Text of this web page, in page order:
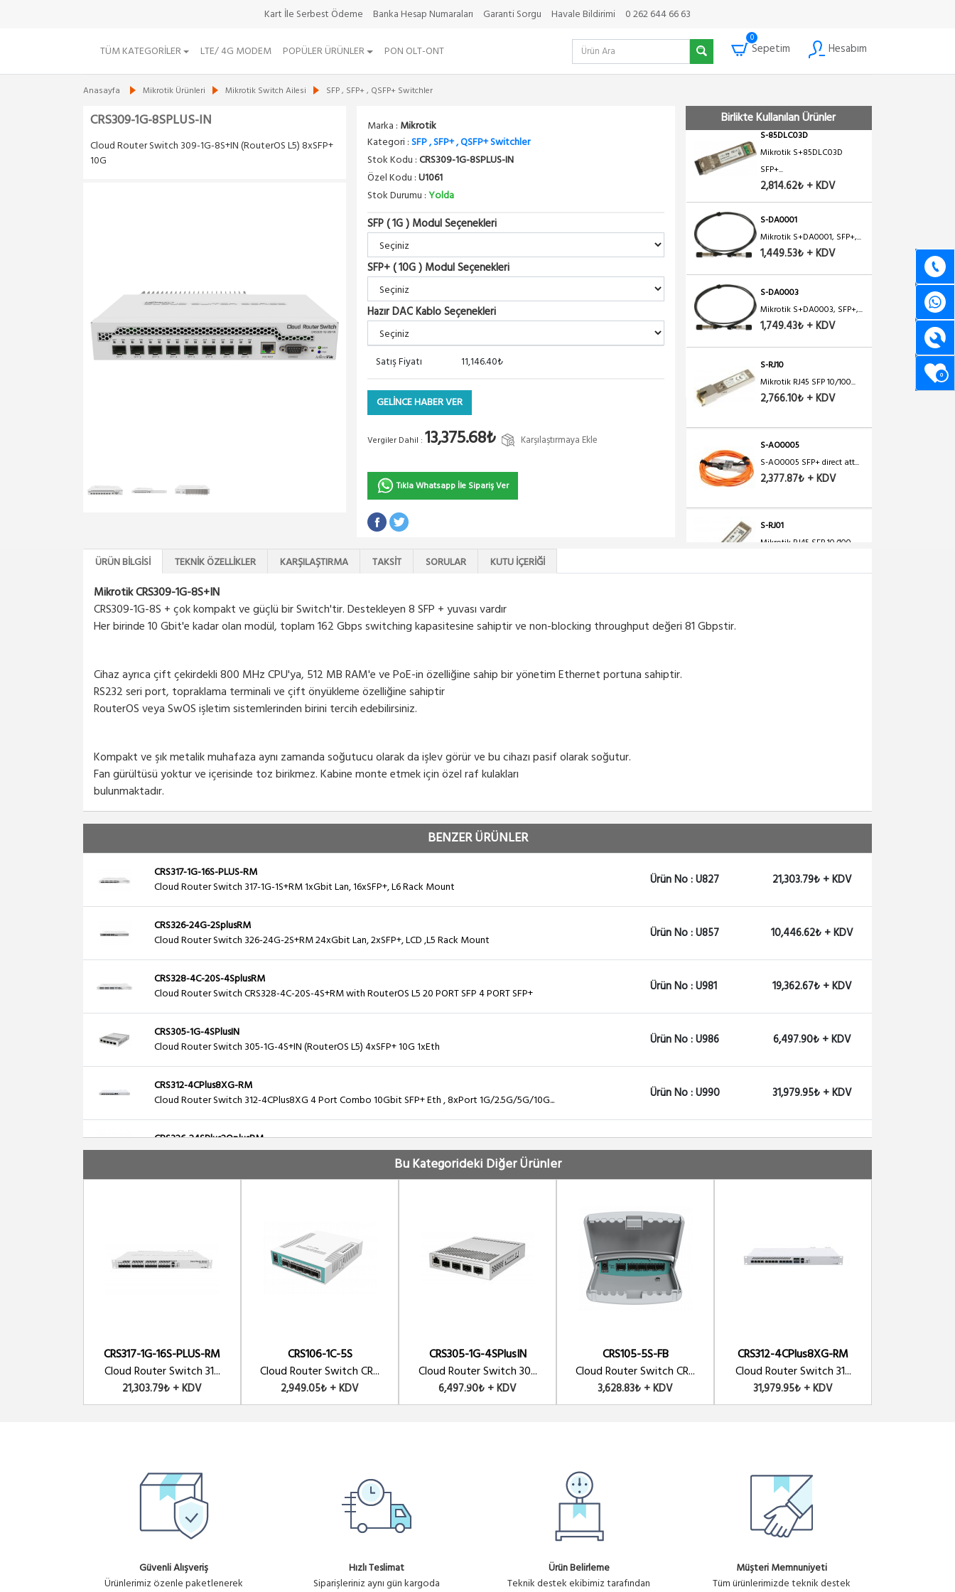
Kart İle Serbest Ödeme Banka Hesap Numaraları Garanti Sorgu Havale Bildirimi 0 262 644 66 63
TÜM KATEGORILER LTE/ 4G MODEM POPÜLER ÜRÜNLER PON OLT-ONT
0
Sepetim Hesabım
0
Anasayfa Mikrotik Ürünleri Mikrotik Switch Ailesi SFP , SFP+ , QSFP+ Switchler
CRS309-1G-8SPLUS-IN
Cloud Router Switch 309-1G-8S+IN (RouterOS L5) 8xSFP+
10G
Marka : Mikrotik
Kategori :SFP , SFP+ , QSFP+ Switchler
Stok Kodu :CRS309-1G-8SPLUS-IN
Özel Kodu :U1061
Stok Durumu :Yolda
SFP ( 1G ) Modul Seçenekleri
SFP+ ( 10G ) Modul Seçenekleri
Hazır DAC Kablo Seçenekleri
Satış Fiyatı 11,146.40₺
GELİNCE HABER VER
Vergiler Dahil : 13,375.68₺ Karşılaştırmaya Ekle
Tıkla Whatsapp İle Sipariş Ver
Birlikte Kullanılan Ürünler
S-85DLC05D
Mikrotik S-85DLC05D, SFP...
S-85DLC03D
Mikrotik S+85DLC03D
SFP+...
2,814.62₺ + KDV
S-DA0001
Mikrotik S+DA0001, SFP+,...
1,449.53₺ + KDV
S-DA0003
Mikrotik S+DA0003, SFP+,...
1,749.43₺ + KDV
S-RJ10
Mikrotik RJ45 SFP 10/100...
2,766.10₺ + KDV
S-AO0005
S-AO0005 SFP+ direct att...
2,377.87₺ + KDV
S-RJ01
Mikrotik RJ45 SFP 10/100...
2,814.62₺ + KDV
S-DA0001
1,449.53₺ + KDV
S-DA0003
Mikrotik S+DA0003, SFP+,...
1,749.43₺ + KDV
Mikrotik RJ45 SFP 10/100...
2,766.10₺ + KDV
S-AO0005 SFP+ direct att...
ÜRÜN BILGISI TEKNIK ÖZELLIKLER KARŞILAŞTIRMA TAKSIT SORULAR KUTU İÇERIĞI
Mikrotik CRS309-1G-8S+IN
CRS309-1G-8S + çok kompakt ve güçlü bir Switch'tir. Destekleyen 8 SFP + yuvası vardır
Her birinde 10 Gbit'e kadar olan modül, toplam 162 Gbps switching kapasitesine sahiptir venon-blocking throughput değeri 81 Gbpstir.
Cihaz ayrıca çift çekirdekli 800 MHz CPU'ya, 512 MB RAM'e ve PoE-in özelliğine sahip bir yönetim Ethernet portuna sahiptir.
RS232 seri port, topraklama terminali ve çift önyükleme özelliğine sahiptir
RouterOS veya SwOS işletim sistemlerinden birini tercih edebilirsiniz.
Kompakt ve şık metalik muhafaza aynı zamanda soğutucu olarak da işlev görür ve bu cihazı pasif olarak soğutur.
Fan gürültüsü yoktur ve içerisinde toz birikmez. Kabine monte etmek için özel raf kulakları
bulunmaktadır.
BENZER ÜRÜNLER
CRS317-1G-16S-PLUS-RM
Cloud Router Switch 317-1G-1S+RM 1xGbit Lan, 16xSFP+, L6 Rack Mount
Ürün No : U827 21,303.79₺ + KDV
CRS326-24G-2SplusRM
Cloud Router Switch 326-24G-2S+RM 24xGbit Lan, 2xSFP+, LCD ,L5 Rack Mount
Ürün No : U857 10,446.62₺ + KDV
CRS328-4C-20S-4SplusRM
Cloud Router Switch CRS328-4C-20S-4S+RM with RouterOS L5 20 PORT SFP 4 PORT SFP+
Ürün No : U981 19,362.67₺ + KDV
CRS305-1G-4SPlusIN
Cloud Router Switch 305-1G-4S+IN (RouterOS L5) 4xSFP+ 10G 1xEth
Ürün No : U986 6,497.90₺ + KDV
CRS312-4CPlus8XG-RM
Cloud Router Switch 312-4CPlus8XG 4 Port Combo 10Gbit SFP+ Eth , 8xPort 1G/2.5G/5G/10G...
Ürün No : U990 31,979.95₺ + KDV
CRS326-24SPlus2QplusRM
Cloud Router Switch 326-24S+2Q+RM 24xSFP + 10g, 2xQSFP+ 40G , L5 Rack Mount
Ürün No : U1187 25,186.03₺ + KDV
Bu Kategorideki Diğer Ürünler
CRS317-1G-16S-PLUS-RM
Cloud Router Switch 31...
21,303.79₺ + KDV
CRS106-1C-5S
Cloud Router Switch CR...
2,949.05₺ + KDV
CRS305-1G-4SPlusIN
Cloud Router Switch 30...
6,497.90₺ + KDV
CRS105-5S-FB
Cloud Router Switch CR...
3,628.83₺ + KDV
CRS312-4CPlus8XG-RM
Cloud Router Switch 31...
31,979.95₺ + KDV
Güvenli Alışveriş
Ürünlerimiz özenle paketlenerek
Hızlı Teslimat
Siparişleriniz aynı gün kargoda
Ürün Belirleme
Teknik destek ekibimiz tarafından
Müşteri Memnuniyeti
Tüm ürünlerimizde teknik destek